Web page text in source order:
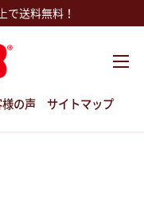
送料無料！
様の声 サイトマップ